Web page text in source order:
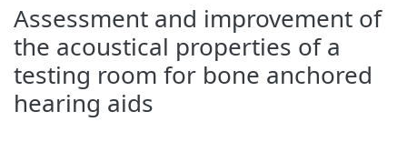
Assessment and improvement of
the acoustical properties of a
testing room for bone anchored
hearing aids